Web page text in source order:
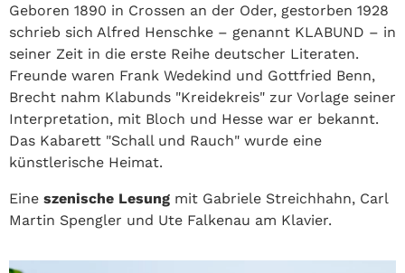
Geboren 1890 in Crossen an der Oder, gestorben 1928
schrieb sich Alfred Henschke – genannt KLABUND – in
seiner Zeit in die erste Reihe deutscher Literaten.
Freunde waren Frank Wedekind und Gottfried Benn,
Brecht nahm Klabunds "Kreidekreis" zur Vorlage seiner
Interpretation, mit Bloch und Hesse war er bekannt.
Das Kabarett "Schall und Rauch" wurde eine
künstlerische Heimat.
Eine szenische Lesung mit Gabriele Streichhahn, Carl
Martin Spengler und Ute Falkenau am Klavier.